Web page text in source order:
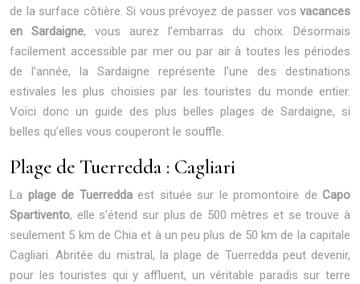
de la surface côtière. Si vous prévoyez de passer vos vacances
en Sardaigne, vous aurez l’embarras du choix. Désormais
facilement accessible par mer ou par air à toutes les périodes
de l’année, la Sardaigne représente l’une des destinations
estivales les plus choisies par les touristes du monde entier.
Voici donc un guide des plus belles plages de Sardaigne, si
belles qu’elles vous couperont le souffle.
Plage de Tuerredda : Cagliari
La plage de Tuerreddaest située sur le promontoire de Capo
Spartivento, elle s’étend sur plus de 500 mètres et se trouve à
seulement 5 km de Chia et à un peu plus de 50 km de la capitale
Cagliari. Abritée du mistral, la plage de Tuerredda peut devenir,
pour les touristes qui y affluent, un véritable paradis sur terre